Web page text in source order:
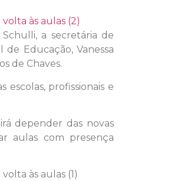
a secretária de
Educação, Vanessa
de Chaves.
escolas, profissionais e
depender das novas
aulas com presença